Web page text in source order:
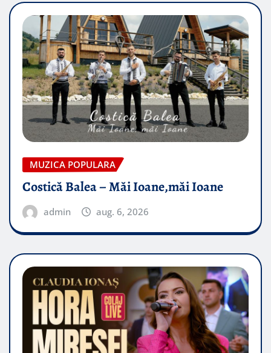
MUZICA POPULARA
Costică Balea – Măi Ioane,măi Ioane
admin aug. 6, 2026